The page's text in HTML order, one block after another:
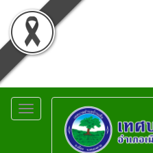
Toggle
navigation